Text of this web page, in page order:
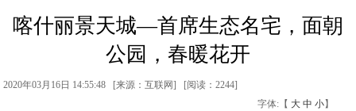
喀什丽景天城—首席生态名宅，面朝
公园，春暖花开
2020年03月16日 14:55:48 [来源：互联网] [阅读：2244]
字体:【 大 中 小】